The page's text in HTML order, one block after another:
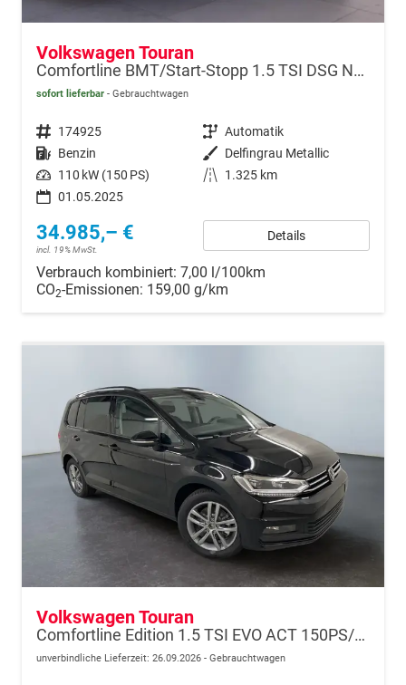
Volkswagen Touran
Comfortline BMT/Start-Stopp 1.5 TSI DSG Navi+VZE 7-Sitze
sofort lieferbar Gebrauchtwagen
Fahrzeugnr. 174925 Getriebe Automatik
Kraftstoff Benzin Außenfarbe Delfingrau Metallic
Leistung 110 kW (150 PS) Kilometerstand
1.325 km
01.05.2025
34.985,– €
incl. 19% MwSt.
Details
Verbrauch kombiniert: 7,00 l/100km
CO2-Emissionen: 159,00 g/km
Volkswagen Touran
Comfortline Edition 1.5 TSI EVO ACT 150PS/110kW DSG7 2026 +AHK+TRAILER ASSIST+APP-Connect+RFK+17"ALU+SHZ
unverbindliche Lieferzeit: 26.09.2026 Gebrauchtwagen